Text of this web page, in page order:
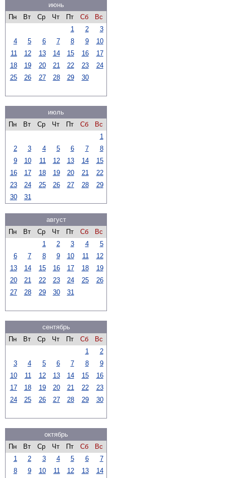
июнь
Пн
Вт Ср Чт Пт Сб
Вс
1
2
3
4
5 6 7 8 9
10
11
12 13 14 15 16
17
18
19 20 21 22 23
24
25
26 27 28 29 30
июль
Пн
Вт Ср Чт Пт Сб
Вс
1
2
3 4 5 6 7
8
9
10 11 12 13 14
15
16
17 18 19 20 21
22
23
24 25 26 27 28
29
30
31
август
Пн
Вт Ср Чт Пт Сб
Вс
1
2 3 4
5
6
7 8 9 10 11
12
13
14 15 16 17 18
19
20
21 22 23 24 25
26
27
28 29 30 31
сентябрь
Пн
Вт Ср Чт Пт Сб
Вс
1
2
3
4 5 6 7 8
9
10
11 12 13 14 15
16
17
18 19 20 21 22
23
24
25 26 27 28 29 30
октябрь
Пн
Вт Ср Чт Пт Сб
Вс
1
2 3 4 5 6
7
8
9 10 11 12 13
14